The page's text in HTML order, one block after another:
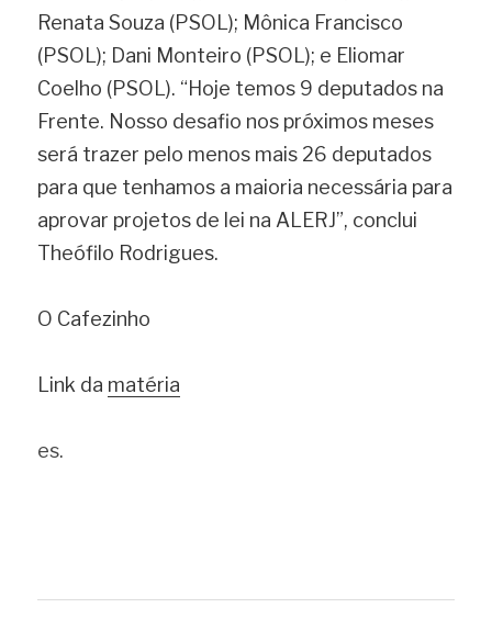
Renata Souza (PSOL); Mônica Francisco
(PSOL); Dani Monteiro (PSOL); e Eliomar
Coelho (PSOL). “Hoje temos 9 deputados na
Frente. Nosso desafio nos próximos meses
será trazer pelo menos mais 26 deputados
para que tenhamos a maioria necessária para
aprovar projetos de lei na ALERJ”, conclui
Theófilo Rodrigues.
O Cafezinho
Link da matéria
es.